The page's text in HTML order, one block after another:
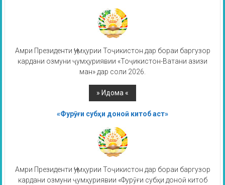
Амри Президенти Ҷумҳурии Тоҷикистон дар бораи баргузор
кардани озмуни ҷумҳуриявии «Тоҷикистон-Ватани азизи
ман» дар соли 2026.
«Фурӯғи субҳи доноӣ китоб аст»
Амри Президенти Ҷумҳурии Тоҷикистон дар бораи баргузор
кардани озмуни ҷумҳуриявии «Фурӯғи субҳи доноӣ китоб